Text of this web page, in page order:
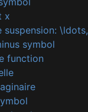
x
suspension:
symbol
function